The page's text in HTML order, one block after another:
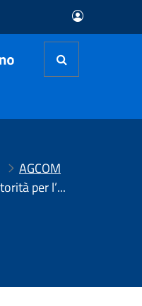
AGCOM
Contributo dovuto all’Autorità per l’anno 2019 dai soggetti che operano nei settori delle comunicazioni elettroniche e dei servizi media